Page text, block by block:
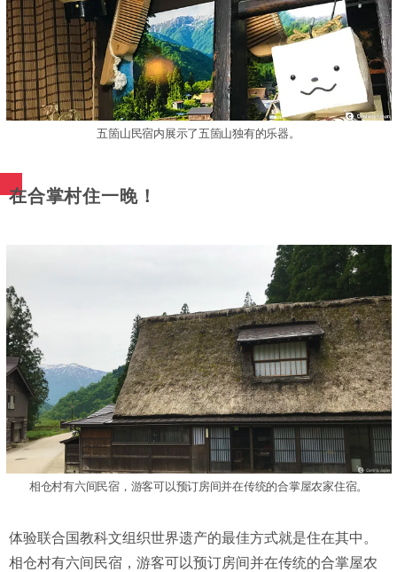
五箇山民宿内展示了五箇山独有的乐器。
在合掌村住一晚！
相仓村有六间民宿，游客可以预订房间并在传统的合掌屋农家住宿。
体验联合国教科文组织世界遗产的最佳方式就是住在其中。
相仓村有六间民宿，游客可以预订房间并在传统的合掌屋农